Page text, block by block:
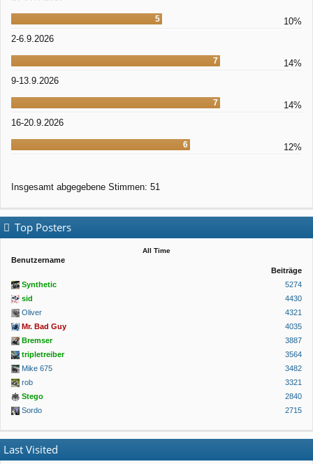
5
10%
2-6.9.2026
7
14%
9-13.9.2026
7
14%
16-20.9.2026
6 12%
Insgesamt abgegebene Stimmen: 51
Top Posters
All Time
Benutzername
Beiträge
5274
Synthetic
4430
sid
4321
Oliver
4035
Mr. Bad Guy
3887
Bremser
3564
tripletreiber
3482
Mike 675
3321
rob
2840
Stego
2715
Sordo
Last Visited